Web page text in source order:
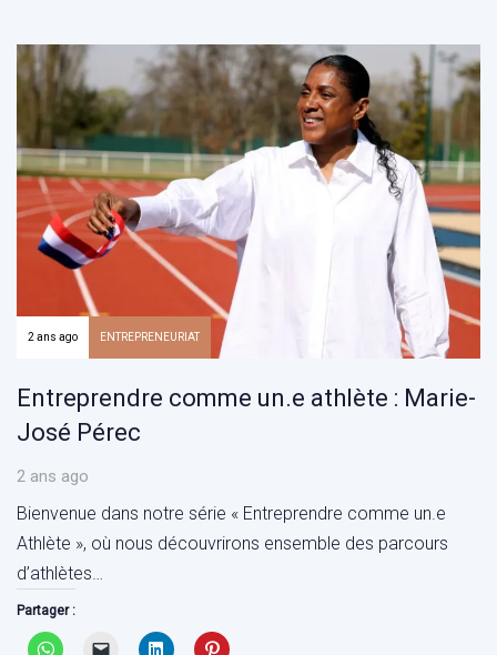
2 ans ago ENTREPRENEURIAT
Entreprendre comme un.e athlète : Marie-
José Pérec
2 ans ago
Bienvenue dans notre série « Entreprendre comme un.e
Athlète », où nous découvrirons ensemble des parcours
d’athlètes…
Partager :